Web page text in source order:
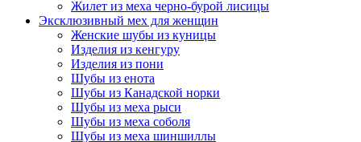
Жилет из меха черно-бурой лисицы
Эксклюзивный мех для женщин
Женские шубы из куницы
Изделия из кенгуру
Изделия из пони
Шубы из енота
Шубы из Канадской норки
Шубы из меха рыси
Шубы из меха соболя
Шубы из меха шиншиллы